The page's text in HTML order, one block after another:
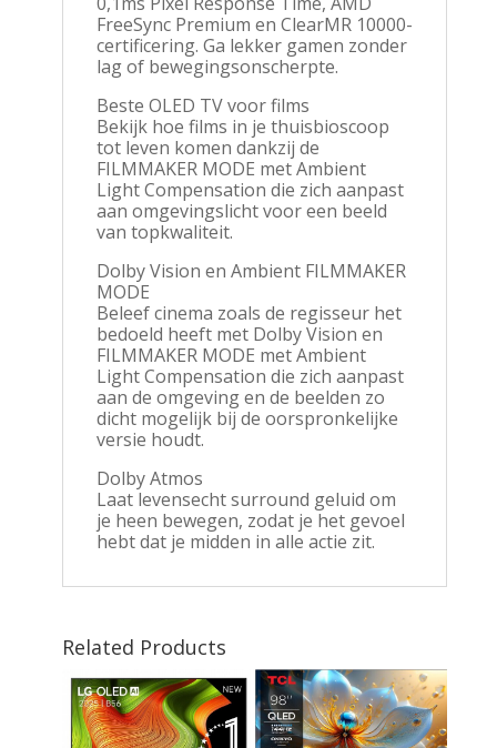
FreeSync Premium en ClearMR 10000-
certificering. Ga lekker gamen zonder
lag of bewegingsonscherpte.
Beste OLED TV voor films
Bekijk hoe films in je thuisbioscoop
tot leven komen dankzij de
FILMMAKER MODE met Ambient
Light Compensation die zich aanpast
aan omgevingslicht voor een beeld
van topkwaliteit.
Dolby Vision en Ambient FILMMAKER
MODE
Beleef cinema zoals de regisseur het
bedoeld heeft met Dolby Vision en
FILMMAKER MODE met Ambient
Light Compensation die zich aanpast
aan de omgeving en de beelden zo
dicht mogelijk bij de oorspronkelijke
versie houdt.
Dolby Atmos
Laat levensecht surround geluid om
je heen bewegen, zodat je het gevoel
hebt dat je midden in alle actie zit.
Related Products